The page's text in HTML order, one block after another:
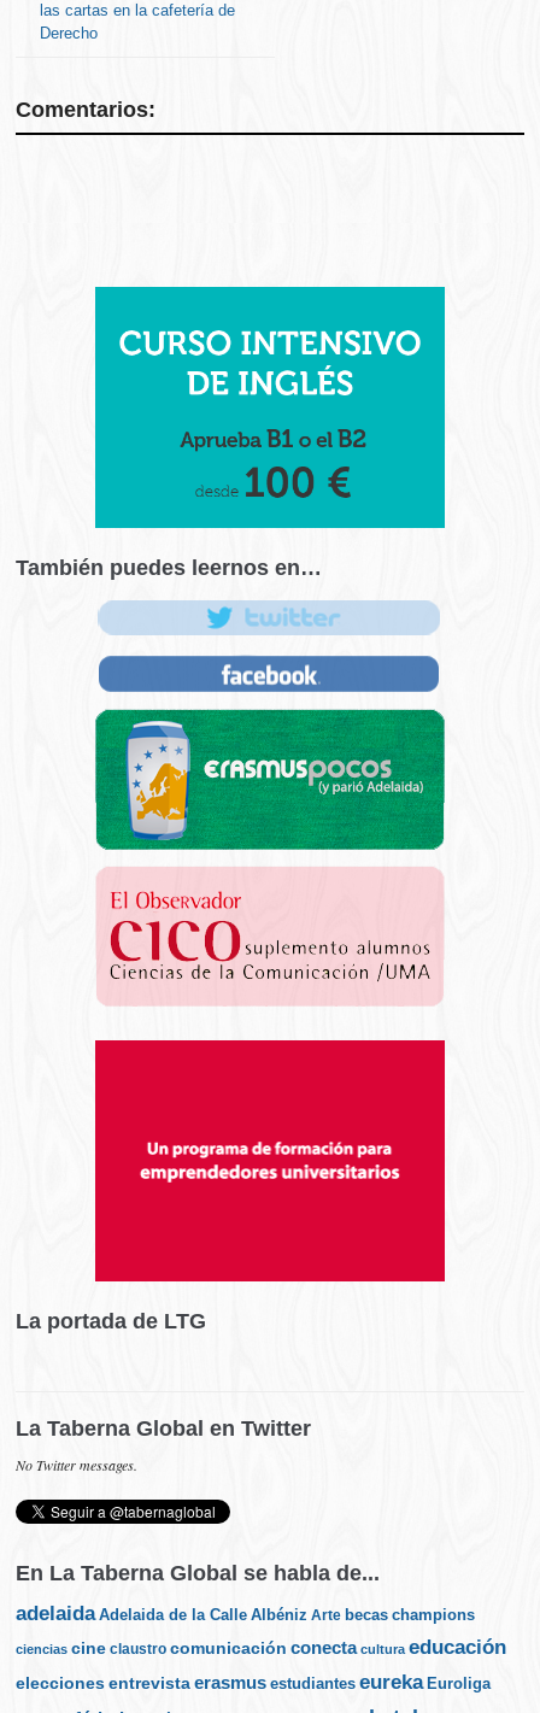
las cartas en la cafetería de
Derecho
Comentarios:
También puedes leernos en…
La portada de LTG
La Taberna Global en Twitter
No Twitter messages.
En La Taberna Global se habla de...
adelaida Adelaida de la Calle Albéniz Arte becas champions
ciencias cine claustro comunicación conecta cultura educación
elecciones entrevista erasmus estudiantes eureka Euroliga